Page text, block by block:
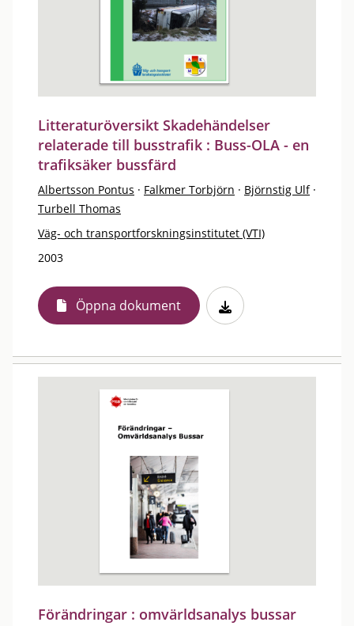
Litteraturöversikt Skadehändelser
relaterade till busstrafik : Buss-OLA - en
trafiksäker bussfärd
Albertsson Pontus · Falkmer Torbjörn · Björnstig Ulf ·
Turbell Thomas
Väg- och transportforskningsinstitutet (VTI)
2003
Öppna dokument
Förändringar : omvärldsanalys bussar